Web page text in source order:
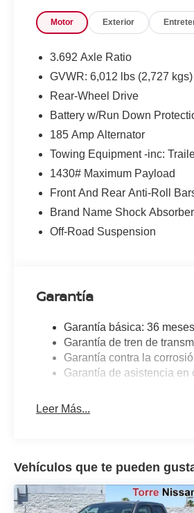
Motor Exterior
3.692 Axle Ratio
GVWR: 6,012 lbs (2,727 kgs)
Rear-Wheel Drive
Battery w/Run Down
185 Amp Alternator
Towing Equipment -inc:
1430# Maximum Payload
Front And Rear Anti-Roll
Brand Name Shock
Off-Road Suspension
Garantía
Garantía básica: 36
Garantía de tren de
Garantía contra la
Garantía de asistencia en
Leer Más...
Vehículos que te pueden